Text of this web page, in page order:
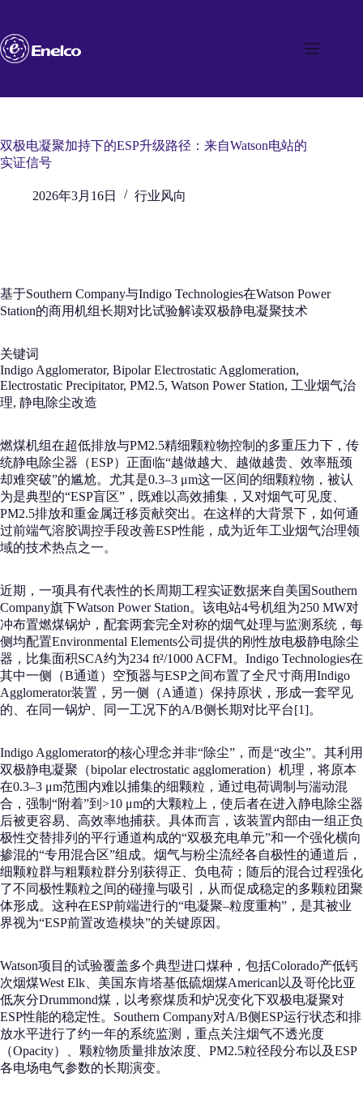
内
容
双极电凝聚加持下的ESP升级路径：来自Watson电站的
实证信号
2026年3月16日 行业风向
基于Southern Company与Indigo Technologies在Watson Power
Station的商用机组长期对比试验解读双极静电凝聚技术
关键词
Indigo Agglomerator, Bipolar Electrostatic Agglomeration,
Electrostatic Precipitator, PM2.5, Watson Power Station, 工业烟气治
理, 静电除尘改造
燃煤机组在超低排放与PM2.5精细颗粒物控制的多重压力下，传
统静电除尘器（ESP）正面临“越做越大、越做越贵、效率瓶颈
却难突破”的尴尬。尤其是0.3–3 μm这一区间的细颗粒物，被认
为是典型的“ESP盲区”，既难以高效捕集，又对烟气可见度、
PM2.5排放和重金属迁移贡献突出。在这样的大背景下，如何通
过前端气溶胶调控手段改善ESP性能，成为近年工业烟气治理领
域的技术热点之一。
近期，一项具有代表性的长周期工程实证数据来自美国Southern
Company旗下Watson Power Station。该电站4号机组为250 MW对
冲布置燃煤锅炉，配套两套完全对称的烟气处理与监测系统，每
侧均配置Environmental Elements公司提供的刚性放电极静电除尘
器，比集面积SCA约为234 ft²/1000 ACFM。Indigo Technologies在
其中一侧（B通道）空预器与ESP之间布置了全尺寸商用Indigo
Agglomerator装置，另一侧（A通道）保持原状，形成一套罕见
的、在同一锅炉、同一工况下的A/B侧长期对比平台[1]。
Indigo Agglomerator的核心理念并非“除尘”，而是“改尘”。其利用
双极静电凝聚（bipolar electrostatic agglomeration）机理，将原本
在0.3–3 μm范围内难以捕集的细颗粒，通过电荷调制与湍动混
合，强制“附着”到>10 μm的大颗粒上，使后者在进入静电除尘器
后被更容易、高效率地捕获。具体而言，该装置内部由一组正负
极性交替排列的平行通道构成的“双极充电单元”和一个强化横向
掺混的“专用混合区”组成。烟气与粉尘流经各自极性的通道后，
细颗粒群与粗颗粒群分别获得正、负电荷；随后的混合过程强化
了不同极性颗粒之间的碰撞与吸引，从而促成稳定的多颗粒团聚
体形成。这种在ESP前端进行的“电凝聚–粒度重构”，是其被业
界视为“ESP前置改造模块”的关键原因。
Watson项目的试验覆盖多个典型进口煤种，包括Colorado产低钙
次烟煤West Elk、美国东肯塔基低硫烟煤American以及哥伦比亚
低灰分Drummond煤，以考察煤质和炉况变化下双极电凝聚对
ESP性能的稳定性。Southern Company对A/B侧ESP运行状态和排
放水平进行了约一年的系统监测，重点关注烟气不透光度
（Opacity）、颗粒物质量排放浓度、PM2.5粒径段分布以及ESP
各电场电气参数的长期演变。